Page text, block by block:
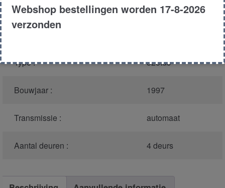
Carroserie : Sedan
Type : 525tds
Bouwjaar : 1997
Transmissie : automaat
Aantal deuren : 4 deurs
Webshop bestellingen worden 17-8-2026
verzonden